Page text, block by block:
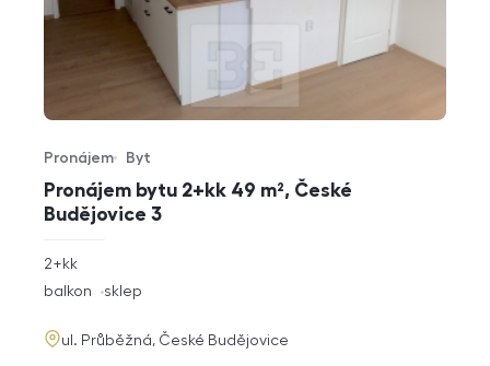
Pronájem bytu 2+kk 49 m², České
Budějovice 3
Typ nabídky
Pronájem
Typ nemovitosti
Byt
rozměry
dispozice
2+kk
funkce
balkon sklep
adresa
ul. Průběžná, České Budějovice